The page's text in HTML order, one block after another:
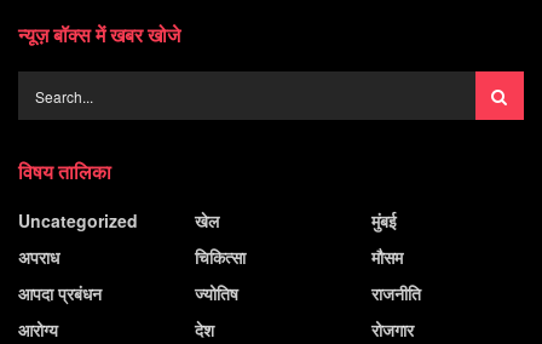
न्यूज़ बॉक्स में खबर खोजे
विषय तालिका
Uncategorized
अपराध
आपदा प्रबंधन
आरोग्य
खेल
चिकित्सा
ज्योतिष
देश
मुंबई
मौसम
राजनीति
रोजगार